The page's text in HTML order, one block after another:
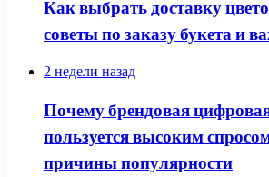
Как выбрать доставку
советы по заказу букета и
2 недели назад
Почему брендовая
пользуется высоким
причины популярности